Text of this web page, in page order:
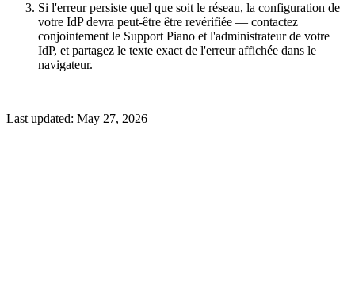
Si l'erreur persiste quel que soit le réseau, la configuration de
votre IdP devra peut-être être revérifiée — contactez
conjointement le Support Piano et l'administrateur de votre
IdP, et partagez le texte exact de l'erreur affichée dans le
navigateur.
Last updated: May 27, 2026